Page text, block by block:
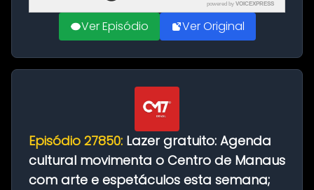
powered by VOICEXPRESS
Ver Episódio Ver Original
Episódio 27850: Lazer gratuito: Agenda
cultural movimenta o Centro de Manaus
com arte e espetáculos esta semana;